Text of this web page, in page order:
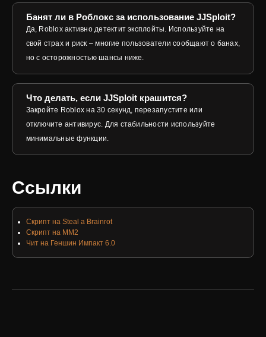
Банят ли в Роблокс за использование JJSploit?
Да, Roblox активно детектит эксплойты. Используйте на
свой страх и риск – многие пользователи сообщают о банах,
но с осторожностью шансы ниже.
Что делать, если JJSploit крашится?
Закройте Roblox на 30 секунд, перезапустите или
отключите антивирус. Для стабильности используйте
минимальные функции.
Ссылки
Скрипт на Steal a Brainrot
Скрипт на ММ2
Чит на Геншин Импакт 6.0